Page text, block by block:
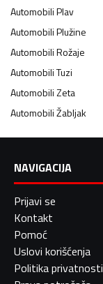
AutomobiliPlav
AutomobiliPlužine
AutomobiliRožaje
AutomobiliTuzi
AutomobiliZeta
AutomobiliŽabljak
NAVIGACIJA
Prijavi se
Kontakt
Pomoć
Uslovi korišćenja
Politika privatnosti